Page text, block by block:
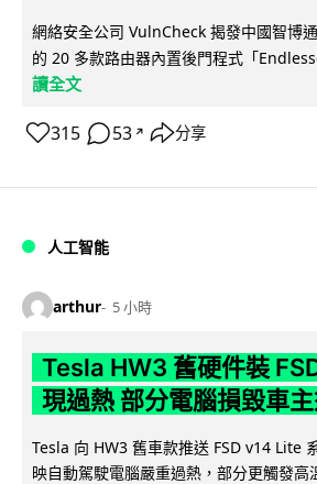
網絡安全公司 VulnCheck 揭發中國智博
的 20 多款路由器內置後門程式「
讀全文
315 53 ↗ 分享
人工智能
arthur 5 小時
Tesla HW3 舊硬件裝
現過熱 部分電腦損毀車
Tesla 向 HW3 舊車款推送 FSD v14 Lite
映自動駕駛電腦嚴重過熱，部分更觸發高